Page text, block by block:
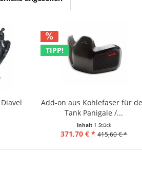
TIPP!
Add-on aus Kohlefaser für
Tank Panigale /...
Inhalt 1 Stück
371,70 € * 415,60 € *